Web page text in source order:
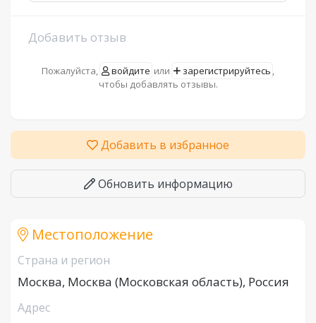
Добавить отзыв
Пожалуйста, войдите или зарегистрируйтесь ,
чтобы добавлять отзывы.
Добавить в избранное
Обновить информацию
Местоположение
Страна и регион
Москва, Москва (Московская область), Россия
Адрес